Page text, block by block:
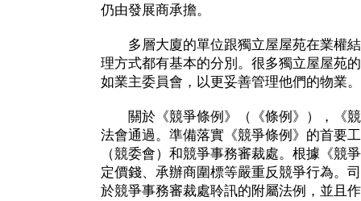
仍由發展商承擔。
多層大廈的單位跟獨立屋屋苑在業權結
理方式都有基本的分別。很多獨立屋屋苑
如業主委員會，以更妥善管理他們的物業。
關於《競爭條例》（《條例》），《競
法會通過。準備落實《競爭條例》的首要
（競委會）和競爭事務審裁處。根據《競
定價錢、承辦商圍標等嚴重反競爭行為。
於競爭事務審裁處聆訊的附屬法例，並且